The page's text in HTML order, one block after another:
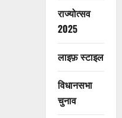
राज्योत्सव
2025
लाइफ़ स्टाइल
विधानसभा
चुनाव